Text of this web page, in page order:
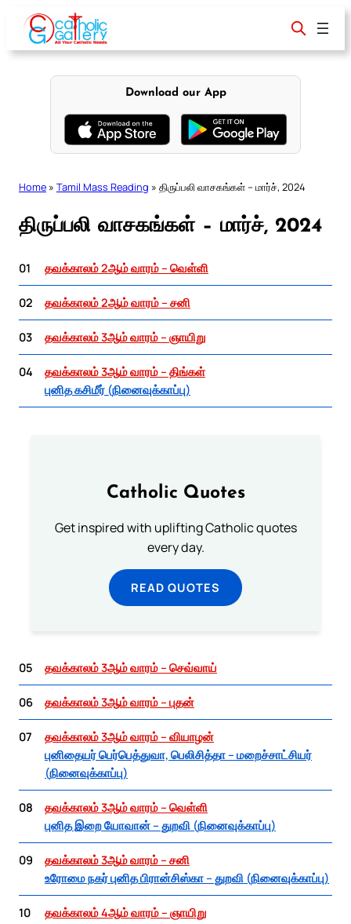
content
Download our App
Home » Tamil Mass Reading » திருப்பலி வாசகங்கள் – மார்ச், 2024
திருப்பலி வாசகங்கள் – மார்ச், 2024
01 தவக்காலம் 2ஆம் வாரம் – வெள்ளி
02 தவக்காலம் 2ஆம் வாரம் – சனி
03 தவக்காலம் 3ஆம் வாரம் – ஞாயிறு
04
தவக்காலம் 3ஆம் வாரம் – திங்கள்
புனித கசிமீர் (நினைவுக்காப்பு)
Catholic Quotes
Get inspired with uplifting Catholic quotes
every day.
READ QUOTES
05 தவக்காலம் 3ஆம் வாரம் – செவ்வாய்
06 தவக்காலம் 3ஆம் வாரம் – புதன்
07
தவக்காலம் 3ஆம் வாரம் – வியாழன்
புனிதையர் பெர்பெத்துவா, பெலிசித்தா – மறைச்சாட்சியர்
(நினைவுக்காப்பு)
08
தவக்காலம் 3ஆம் வாரம் – வெள்ளி
புனித இறை யோவான் – துறவி (நினைவுக்காப்பு)
09
தவக்காலம் 3ஆம் வாரம் – சனி
உரோமை நகர் புனித பிரான்சிஸ்கா – துறவி (நினைவுக்காப்பு)
10 தவக்காலம் 4ஆம் வாரம் – ஞாயிறு